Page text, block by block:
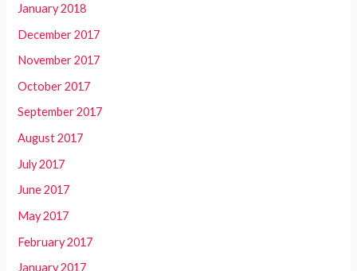
January 2018
December 2017
November 2017
October 2017
September 2017
August 2017
July 2017
June 2017
May 2017
February 2017
January 2017